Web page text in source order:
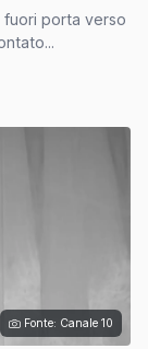
Fonte: Canale 10